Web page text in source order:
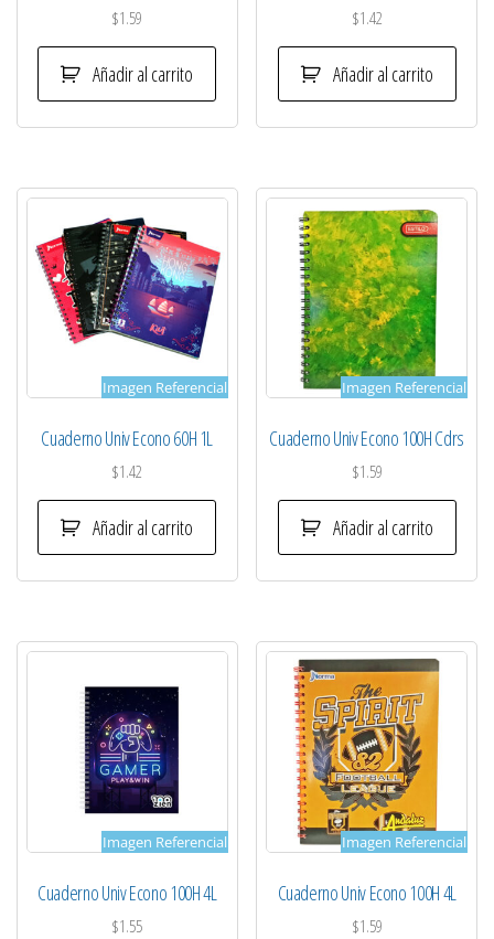
$1.59
Añadir al carrito
$1.42
Añadir al carrito
Imagen Referencial
Cuaderno Univ Econo 60H 1L
$1.42
Añadir al carrito
Imagen Referencial
Cuaderno Univ Econo 100H Cdrs
$1.59
Añadir al carrito
Imagen Referencial
Cuaderno Univ Econo 100H 4L
$1.55
Imagen Referencial
Cuaderno Univ Econo 100H 4L
$1.59